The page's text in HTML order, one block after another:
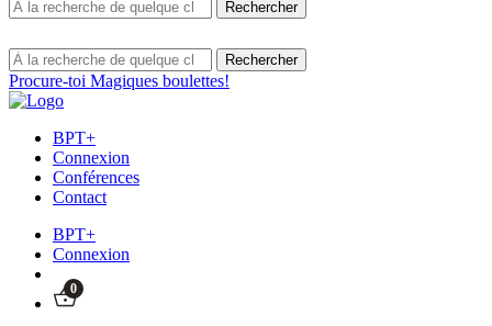
Procure-toi Magiques boulettes!
BPT+
Connexion
Conférences
Contact
BPT+
Connexion
0